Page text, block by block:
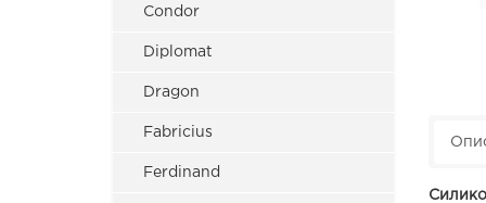
Condor
Diplomat
Dragon
Fabricius
Ferdinand